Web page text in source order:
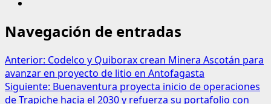
Navegación de entradas
Anterior: Codelco y Quiborax crean Minera Ascotán para
avanzar en proyecto de litio en Antofagasta
Siguiente: Buenaventura proyecta inicio de operaciones
de Trapiche hacia el 2030 y refuerza su portafolio con